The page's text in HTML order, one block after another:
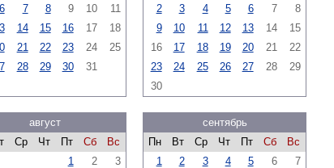
6 7 8 9 10
11
14 15 16 17
18
21 22 23 24
25
28 29 30 31
2
3 4 5 6 7
8
9
10 11 12 13 14
15
16
17 18 19 20 21
22
23
24 25 26 27 28
29
30
август
Ср Чт Пт Сб
Вс
1
2
3
сентябрь
Пн
Вт Ср Чт Пт Сб
Вс
1
2 3 4 5 6
7